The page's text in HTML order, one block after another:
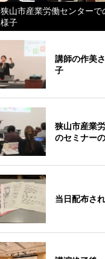
狭山市産業労働センターで
様子
講師の作美
子
狭山市産業
のセミナー
当日配布さ